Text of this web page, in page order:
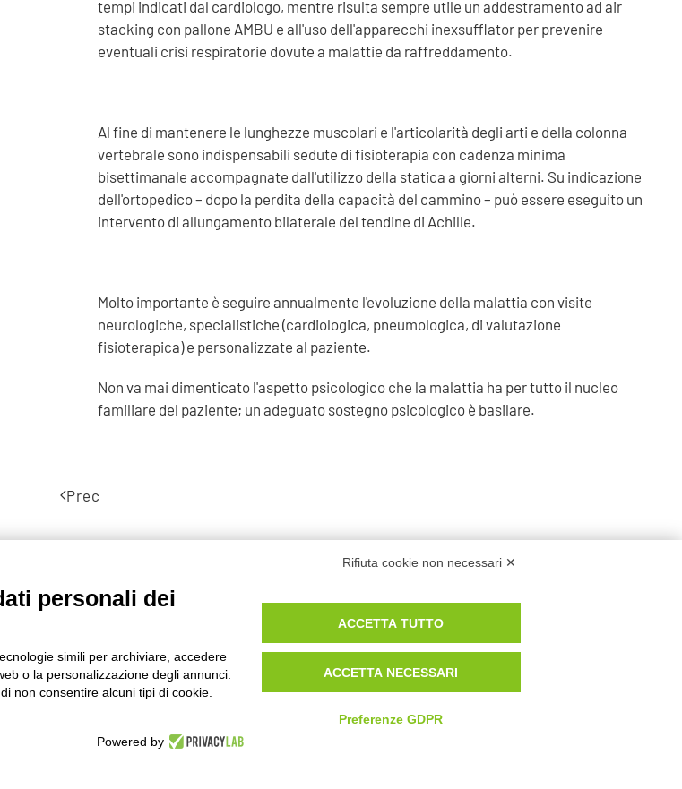
tempi indicati dal cardiologo, mentre risulta sempre utile un addestramento ad air
stacking con pallone AMBU e all'uso dell'apparecchi inexsufflator per prevenire
eventuali crisi respiratorie dovute a malattie da raffreddamento.
Al fine di mantenere le lunghezze muscolari e l'articolarità degli arti e della colonna
vertebrale sono indispensabili sedute di fisioterapia con cadenza minima
bisettimanale accompagnate dall'utilizzo della statica a giorni alterni. Su indicazione
dell'ortopedico – dopo la perdita della capacità del cammino – può essere eseguito un
intervento di allungamento bilaterale del tendine di Achille.
Molto importante è seguire annualmente l'evoluzione della malattia con visite
neurologiche, specialistiche (cardiologica, pneumologica, di valutazione
fisioterapica) e personalizzate al paziente.
Non va mai dimenticato l'aspetto psicologico che la malattia ha per tutto il nucleo
familiare del paziente; un adeguato sostegno psicologico è basilare.
Prec
CARICA DOCUMENTI
Rifiuta cookie non necessari ✕
personali dei
simili per archiviare, accedere
o la personalizzazione degli annunci.
non consentire alcuni tipi di cookie.
Powered by
ACCETTA TUTTO
ACCETTA NECESSARI
Preferenze GDPR